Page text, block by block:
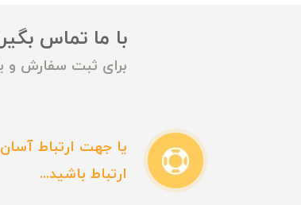
با ما تماس
برای ثبت سفارش و
یا جهت ارتباط
ارتباط باشید...